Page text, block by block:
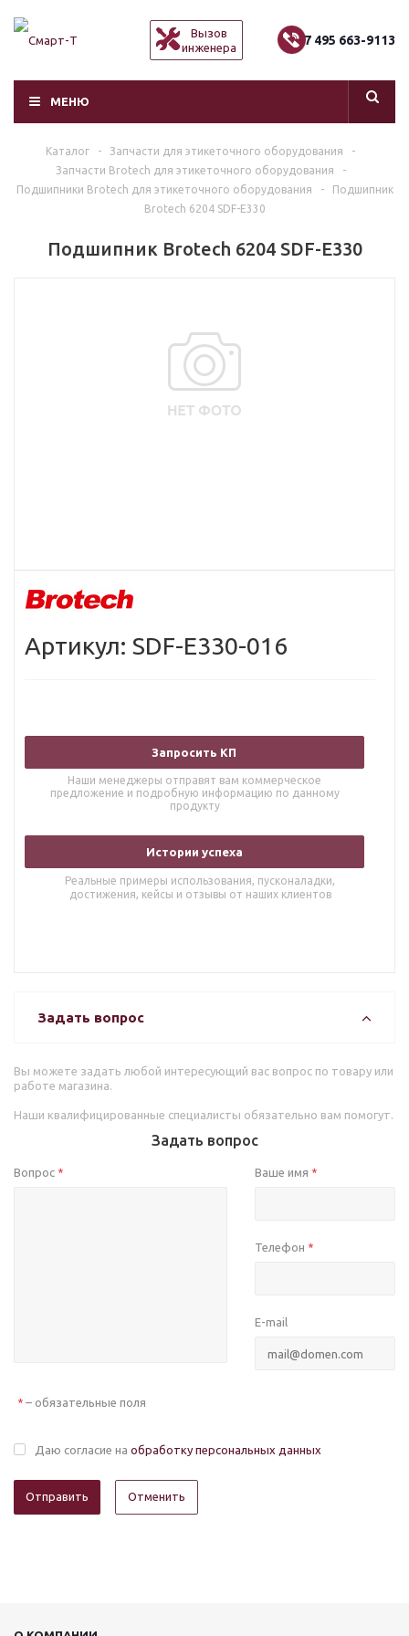
Вызов
инженера
+7 495 663-9113
МЕНЮ
Каталог - Запчасти для этикеточного оборудования
-
Запчасти Brotech для этикеточного оборудования
-
Подшипники Brotech для этикеточного оборудования
-
Подшипник
Brotech 6204 SDF-E330
Подшипник Brotech 6204 SDF-E330
Артикул: SDF-E330-016
Запросить КП
Наши менеджеры отправят вам коммерческое
предложение и подробную информацию по данному
продукту
Истории успеха
Реальные примеры использования, пусконаладки,
достижения, кейсы и отзывы от наших клиентов
Задать вопрос
Вы можете задать любой интересующий вас вопрос по товару или
работе магазина.
Наши квалифицированные специалисты обязательно вам помогут.
Задать вопрос
Вопрос * Ваше имя *
Телефон *
E-mail
* – обязательные поля
Даю согласие на обработку персональных данных
Отменить